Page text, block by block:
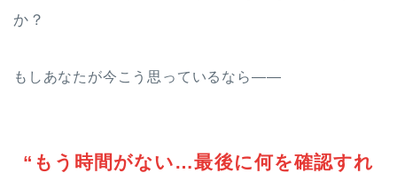
か？
もしあなたが今こう思っているなら――
“もう時間がない…最後に何を確認すれ